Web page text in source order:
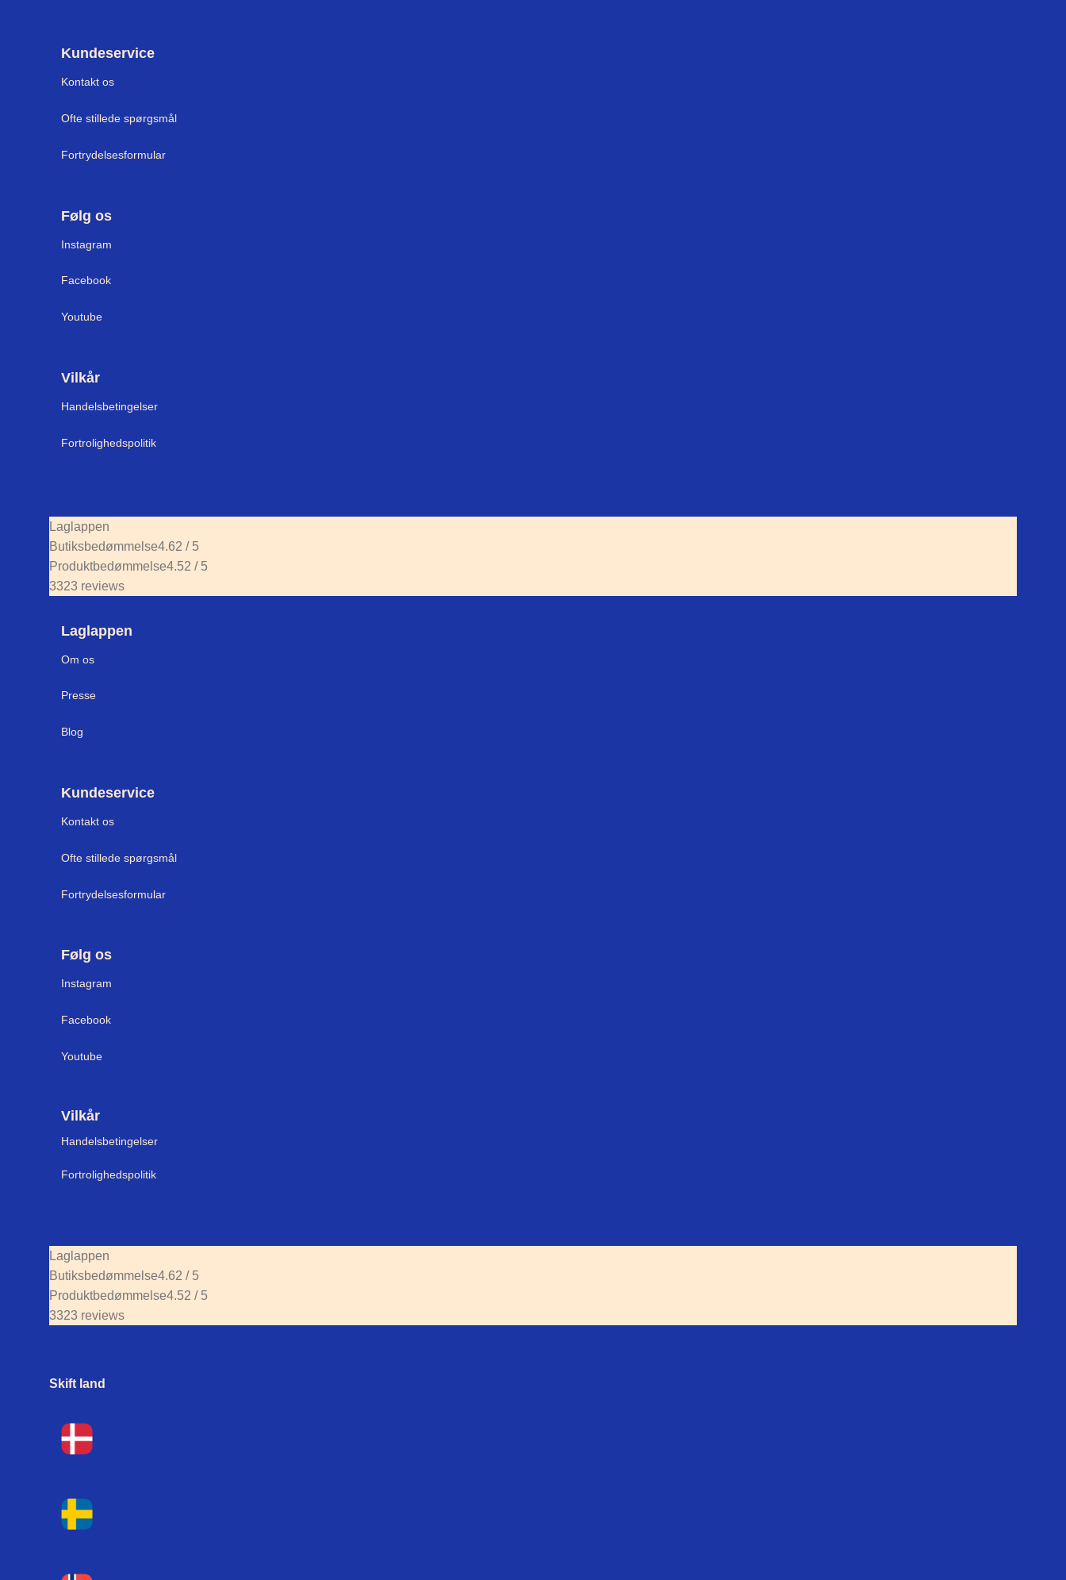
Kundeservice
Kontakt os
Ofte stillede spørgsmål
Fortrydelsesformular
Følg os
Instagram
Facebook
Youtube
Vilkår
Handelsbetingelser
Fortrolighedspolitik
Laglappen
Butiksbedømmelse4.62 / 5
Produktbedømmelse4.52 / 5
3323 reviews
Laglappen
Om os
Presse
Blog
Kundeservice
Kontakt os
Ofte stillede spørgsmål
Fortrydelsesformular
Følg os
Instagram
Facebook
Youtube
Vilkår
Handelsbetingelser
Fortrolighedspolitik
Laglappen
Butiksbedømmelse4.62 / 5
Produktbedømmelse4.52 / 5
3323 reviews
Skift land